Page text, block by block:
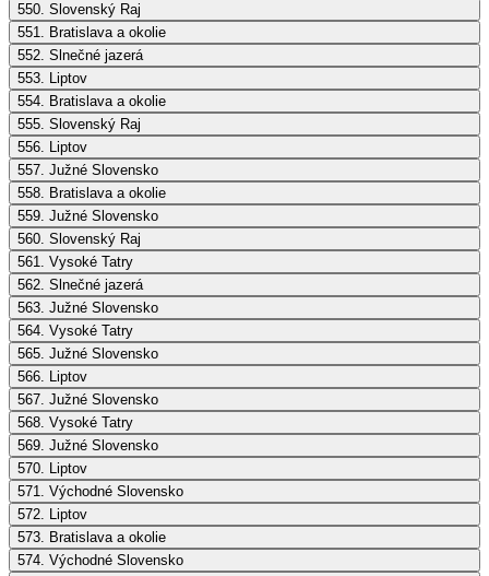
550. Slovenský Raj
551. Bratislava a okolie
552. Slnečné jazerá
553. Liptov
554. Bratislava a okolie
555. Slovenský Raj
556. Liptov
557. Južné Slovensko
558. Bratislava a okolie
559. Južné Slovensko
560. Slovenský Raj
561. Vysoké Tatry
562. Slnečné jazerá
563. Južné Slovensko
564. Vysoké Tatry
565. Južné Slovensko
566. Liptov
567. Južné Slovensko
568. Vysoké Tatry
569. Južné Slovensko
570. Liptov
571. Východné Slovensko
572. Liptov
573. Bratislava a okolie
574. Východné Slovensko